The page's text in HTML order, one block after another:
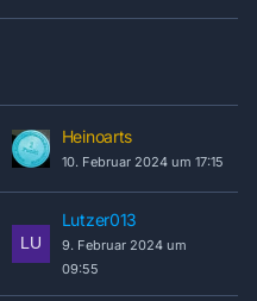
Heinoarts
10. Februar 2024 um 17:15
Lutzer013
9. Februar 2024 um
09:55